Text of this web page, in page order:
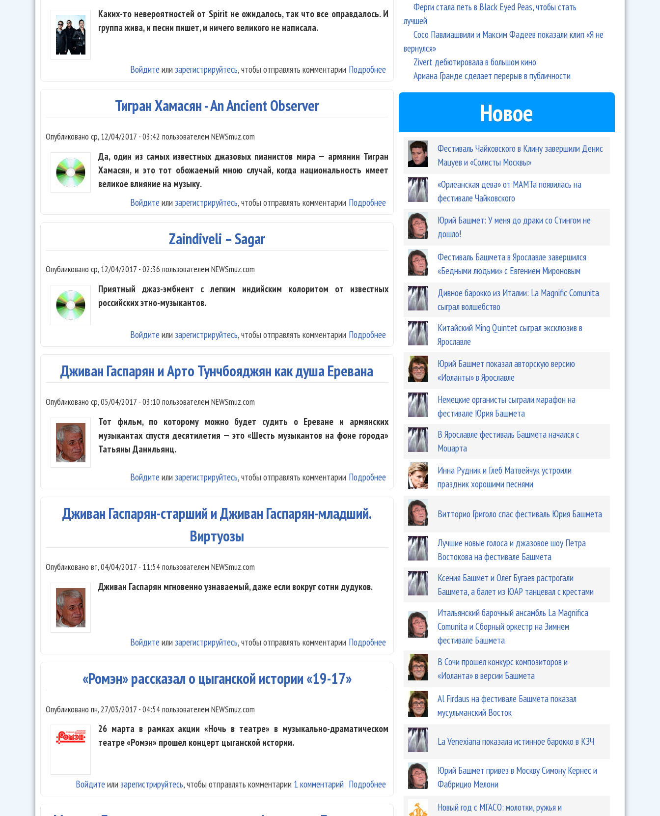
Каких-то невероятностей от Spirit не ожидалось, так что все оправдалось. И
группа жива, и песни пишет, и ничего великого не написала.
Подробнее о Depeche Mode — Spirit
Войдите или зарегистрируйтесь, чтобы отправлять комментарии
Тигран Хамасян - An Ancient Observer
Опубликовано ср, 12/04/2017 - 03:42 пользователем NEWSmuz.com
Да, один из самых известных джазовых пианистов мира — армянин Тигран
Хамасян, и это тот обожаемый мною случай, когда национальность имеет
великое влияние на музыку.
Подробнее о Тигран Хамасян - An Ancient Observer
Войдите или зарегистрируйтесь, чтобы отправлять комментарии
Zaindiveli – Sagar
Опубликовано ср, 12/04/2017 - 02:36 пользователем NEWSmuz.com
Приятный джаз-эмбиент с легким индийским колоритом от известных
российских этно-музыкантов.
Подробнее о Zaindiveli – Sagar
Войдите или зарегистрируйтесь, чтобы отправлять комментарии
Дживан Гаспарян и Арто Тунчбояджян как душа Еревана
Опубликовано ср, 05/04/2017 - 03:10 пользователем NEWSmuz.com
Тот фильм, по которому можно будет судить о Ереване и армянских
музыкантах спустя десятилетия — это «Шесть музыкантов на фоне города»
Татьяны Данильянц.
Подробнее о Дживан Гаспарян и Арто Тунчбояджян как душа Еревана
Войдите или зарегистрируйтесь, чтобы отправлять комментарии
Дживан Гаспарян-старший и Дживан Гаспарян-младший.
Виртуозы
Опубликовано вт, 04/04/2017 - 11:54пользователем NEWSmuz.com
Дживан Гаспарян мгновенно узнаваемый, даже если вокруг сотни дудуков.
Подробнее о Дживан Гаспарян-старший и Дживан Гаспарян-младший. Виртуозы
Войдите или зарегистрируйтесь, чтобы отправлять комментарии
«Ромэн» рассказал о цыганской истории «19-17»
Опубликовано пн, 27/03/2017 - 04:54пользователем NEWSmuz.com
26 марта в рамках акции «Ночь в театре» в музыкально-драматическом
театре «Ромэн» прошел концерт цыганской истории.
Подробнее о «Ромэн» рассказал о цыганской истории «19-17»
1 комментарий
Войдите или зарегистрируйтесь, чтобы отправлять комментарии
Ферги стала петь в Black Eyed Peas, чтобы стать
лучшей
Сосо Павлиашвили и Максим Фадеев показали клип «Я не
вернулся»
Zivert дебютировала в большом кино
Ариана Гранде сделает перерыв в публичности
Новое
Фестиваль Чайковского в Клину завершили Денис
Мацуев и «Солисты Москвы»
«Орлеанская дева» от МАМТа появилась на
фестивале Чайковского
Юрий Башмет: У меня до драки со Стингом не
дошло!
Фестиваль Башмета в Ярославле завершился
«Бедными людьми» с Евгением Мироновым
Дивное барокко из Италии: La Magnific Comunita
сыграл волшебство
Китайский Ming Quintet сыграл эксклюзив в
Ярославле
Юрий Башмет показал авторскую версию
«Иоланты» в Ярославле
Немецкие органисты сыграли марафон на
фестивале Юрия Башмета
В Ярославле фестиваль Башмета начался с
Моцарта
Инна Рудник и Глеб Матвейчук устроили
праздник хорошими песнями
Витторио Григоло спас фестиваль Юрия Башмета
Лучшие новые голоса и джазовое шоу Петра
Востокова на фестивале Башмета
Ксения Башмет и Олег Бугаев растрогали
Башмета, а балет из ЮАР танцевал с крестами
Итальянский барочный ансамбль La Magnifica
Comunita и Сборный оркестр на Зимнем
фестивале Башмета
В Сочи прошел конкурс композиторов и
«Иоланта» в версии Башмета
Аl Firdaus на фестивале Башмета показал
мусульманский Восток
La Venexiana показала истинное барокко в КЗЧ
Юрий Башмет привез в Москву Симону Кернес и
Фабрицио Мелони
Новый год с МГАСО: молотки, ружья и